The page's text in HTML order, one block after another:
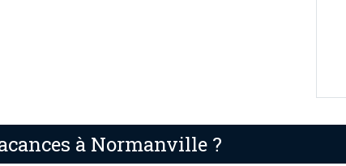
à Normanville ?